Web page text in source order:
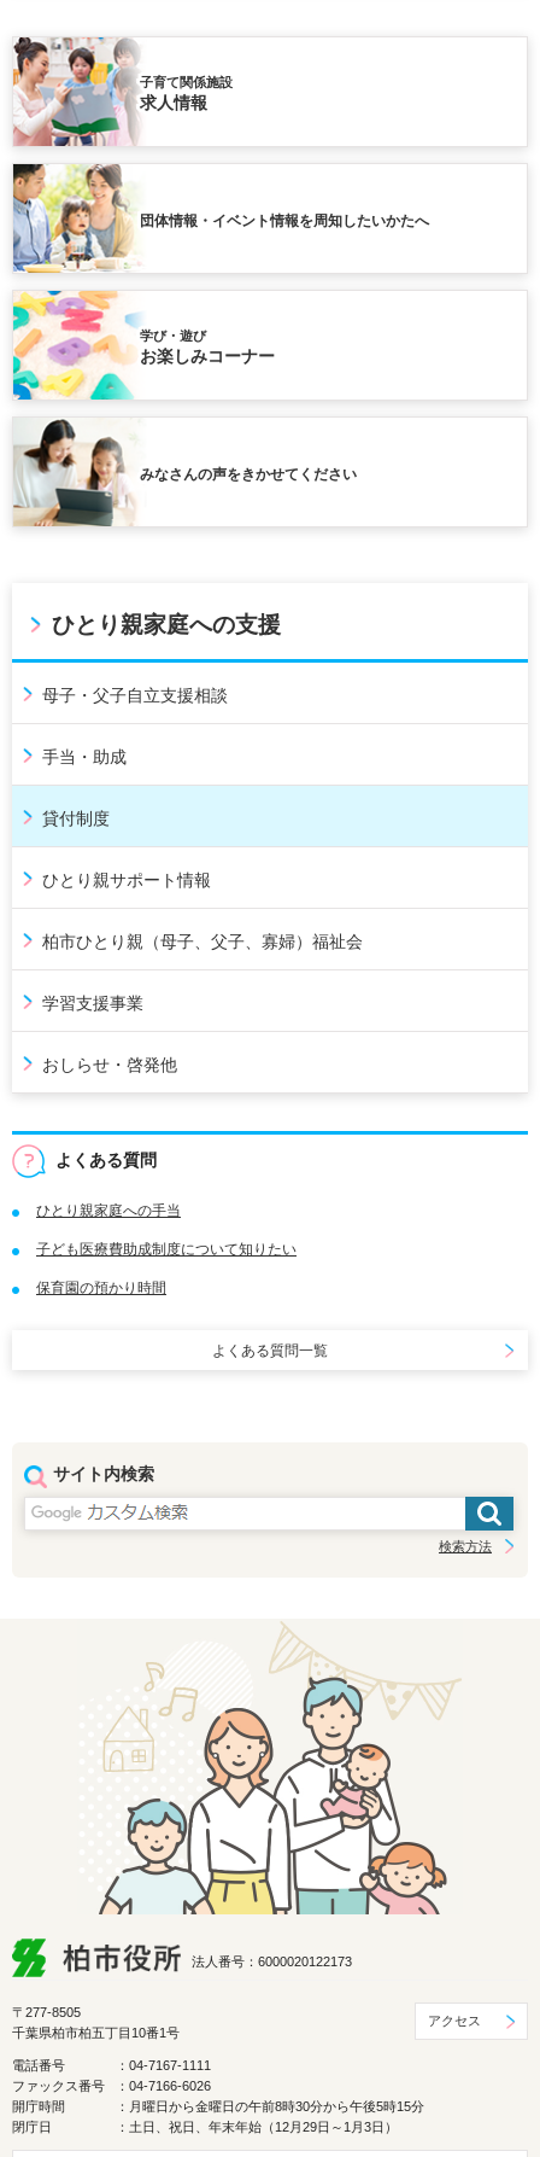
子育て関係施設
求人情報
団体情報・イベント情報を周知したいかたへ
学び・遊び
お楽しみコーナー
みなさんの声をきかせてください
ひとり親家庭への支援
母子・父子自立支援相談
手当・助成
貸付制度
ひとり親サポート情報
柏市ひとり親（母子、父子、寡婦）福祉会
学習支援事業
おしらせ・啓発他
よくある質問
ひとり親家庭への手当
子ども医療費助成制度について知りたい
保育園の預かり時間
よくある質問一覧
サイト内検索
検索方法
法人番号：6000020122173
〒277-8505
千葉県柏市柏五丁目10番1号
アクセス
電話番号
：04-7167-1111
ファックス番号
：04-7166-6026
開庁時間
：月曜日から金曜日の午前8時30分から午後5時15分
閉庁日
：土日、祝日、年末年始（12月29日～1月3日）